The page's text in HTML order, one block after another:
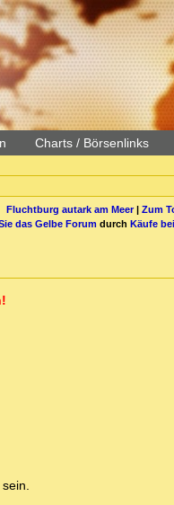
Charts / Börsenlinks
Fluchtburg autark am Meer| Zum
das Gelbe Forum durch Käufe